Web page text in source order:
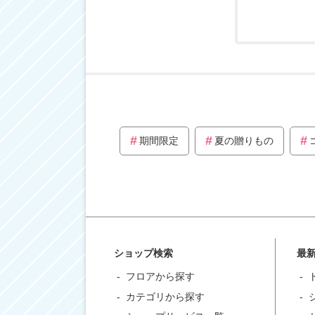
期間限定 夏の贈りもの
ショップ検索
フロアから探す
カテゴリから探す
最